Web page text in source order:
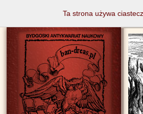
Ta strona używa